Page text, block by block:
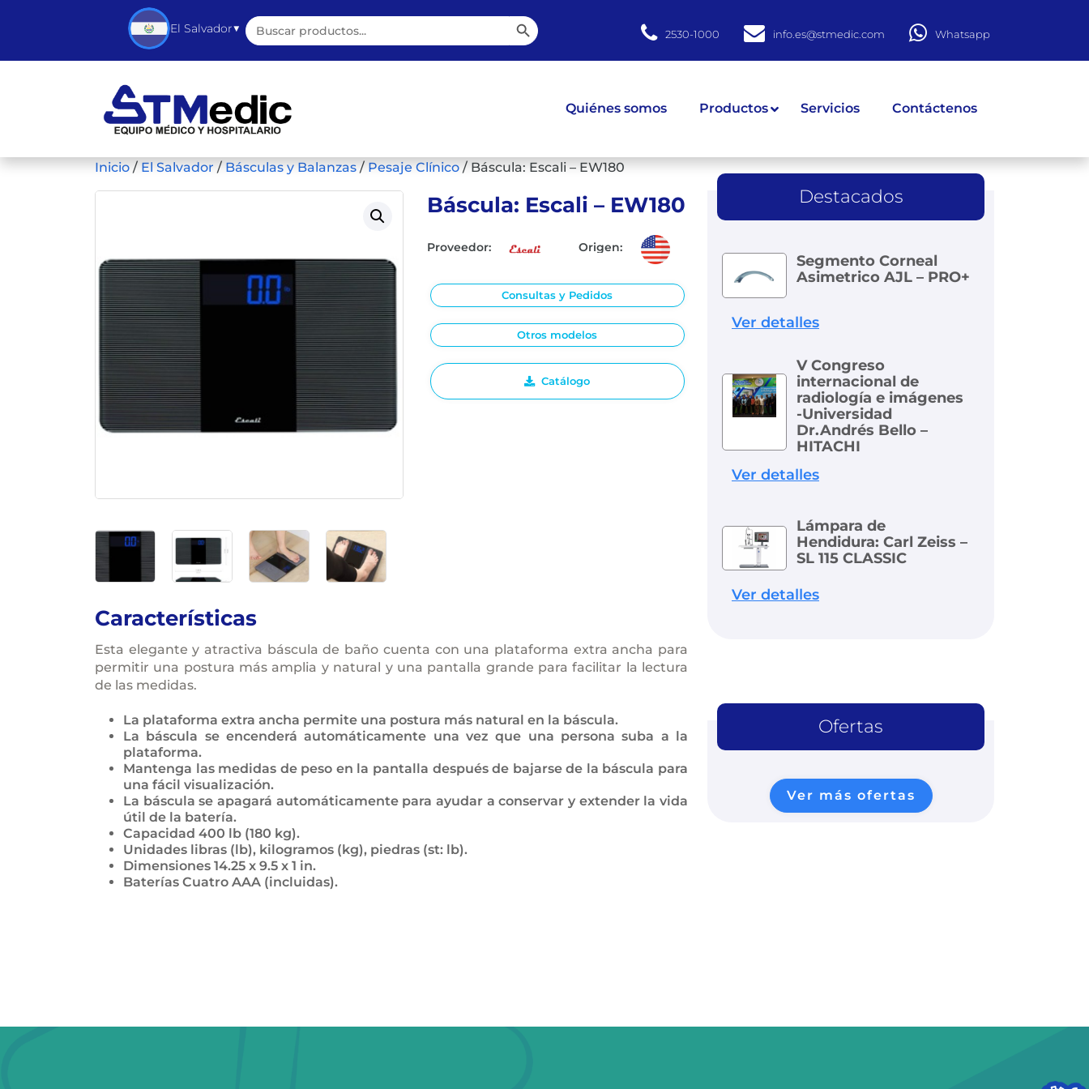
El Salvador▼ Buscar: Botón de búsqueda
2530-1000 info.es@stmedic.com Whatsapp
Quiénes somos Productos Servicios Contáctenos
Inicio/El Salvador/Básculas y Balanzas/Pesaje Clínico/Báscula: Escali – EW180
Báscula: Escali – EW180
Proveedor: Origen:
Consultas y Pedidos
Otros modelos
Catálogo
Características
Esta elegante y atractiva báscula de baño cuenta con una plataforma extra ancha para
permitir una postura más amplia y natural y una pantalla grande para facilitar la lectura
de las medidas.
La plataforma extra ancha permite una postura más natural en la báscula.
La báscula se encenderá automáticamente una vez que una persona suba a la
plataforma.
Mantenga las medidas de peso en la pantalla después de bajarse de la báscula para
una fácil visualización.
La báscula se apagará automáticamente para ayudar a conservar y extender la vida
útil de la batería.
Capacidad 400 lb (180 kg).
Unidades libras (lb), kilogramos (kg), piedras (st: lb).
Dimensiones 14.25 x 9.5 x 1 in.
Baterías Cuatro AAA (incluidas).
Destacados
Segmento Corneal
Asimetrico AJL – PRO+
Ver detalles
V Congreso
internacional de
radiología e imágenes
-Universidad
Dr.Andrés Bello –
HITACHI
Ver detalles
Lámpara de
Hendidura: Carl Zeiss –
SL 115 CLASSIC
Ver detalles
Ofertas
Ver más ofertas